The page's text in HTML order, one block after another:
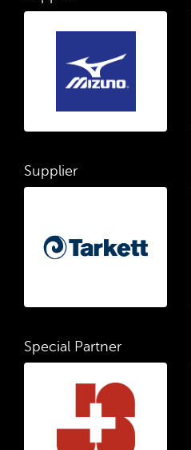
Supplier
Special Partner